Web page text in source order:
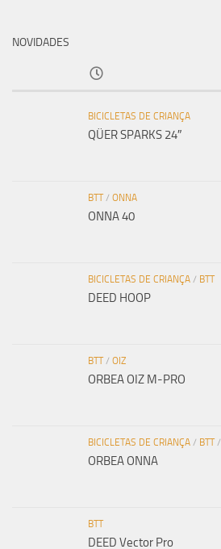
NOVIDADES
BICICLETAS DE CRIANÇA
QÜER SPARKS 24″
BTT/ ONNA
ONNA 40
BICICLETAS DE CRIANÇA / BTT
DEED HOOP
BTT/ OIZ
ORBEA OIZ M-PRO
BICICLETAS DE CRIANÇA / BTT/
ORBEA ONNA
BTT
DEED Vector Pro